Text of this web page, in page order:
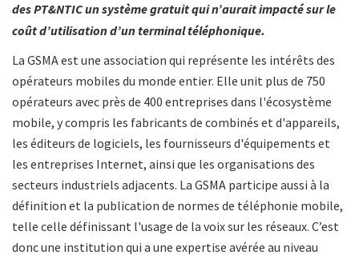
des PT&NTIC un système gratuit qui n’aurait impacté sur le
coût d’utilisation d’un terminal téléphonique.
La GSMA est une association qui représente les intérêts des
opérateurs mobiles du monde entier. Elle unit plus de 750
opérateurs avec près de 400 entreprises dans l'écosystème
mobile, y compris les fabricants de combinés et d'appareils,
les éditeurs de logiciels, les fournisseurs d'équipements et
les entreprises Internet, ainsi que les organisations des
secteurs industriels adjacents. La GSMA participe aussi à la
définition et la publication de normes de téléphonie mobile,
telle celle définissant l'usage de la voix sur les réseaux. C’est
donc une institution qui a une expertise avérée au niveau